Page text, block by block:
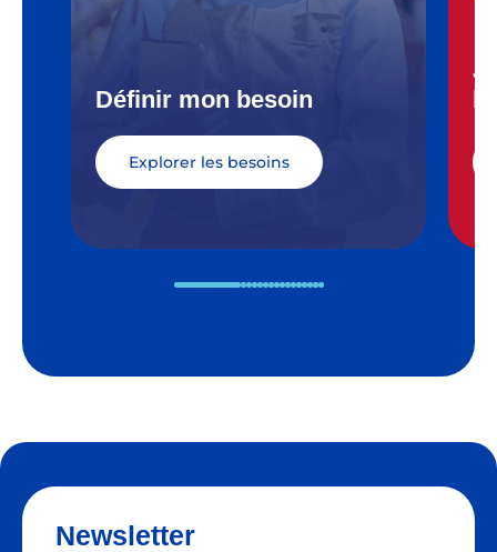
Définir mon besoin
Explorer les besoins
Newsletter